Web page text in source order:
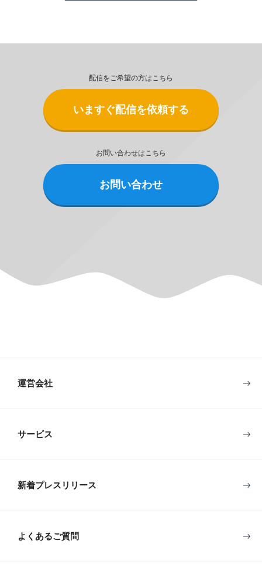
配信をご希望の方はこちら
いますぐ配信を依頼する
お問い合わせはこちら
お問い合わせ
運営会社
サービス
新着プレスリリース
よくあるご質問